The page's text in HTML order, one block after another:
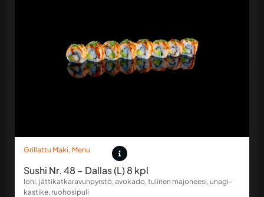
Grillattu Maki, Menu
Sushi Nr. 48 – Dallas (L) 8 kpl
lohi, jättikatkaravunpyrstö, avokado, tulinen majoneesi, unagi-
kastike, ruohosipuli